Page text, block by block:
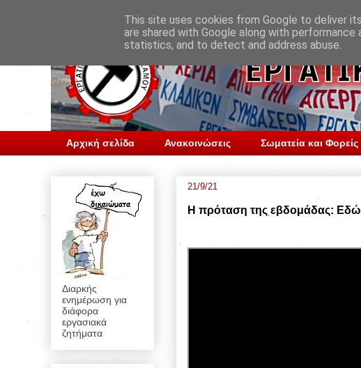
Αρχική σελίδα Ανακοινώσεις Σωματεία και Φορείς
21/9/21
Η πρόταση της εβδομάδας: Εδώ
Διαρκής
ενημέρωση για
διάφορα
εργασιακά
ζητήματα
This site uses cookies from Google to deliver
are shared with Google along with
statistics, and to detect and address abuse.